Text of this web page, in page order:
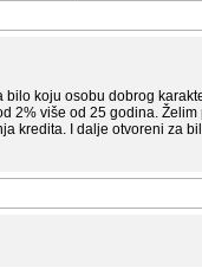
koju osobu dobrog
2% više od 25 godina.
kredita. I dalje otvoreni za